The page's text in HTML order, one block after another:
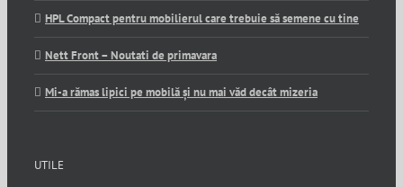
HPL Compact pentru mobilierul care trebuie să semene cu tine
Nett Front – Noutati de primavara
Mi-a rămas lipici pe mobilă și nu mai văd decât mizeria
UTILE